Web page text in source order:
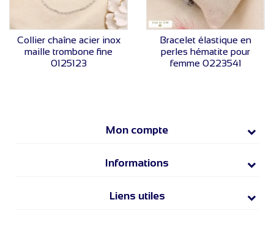
VOIR LE PRIX
Collier chaîne acier inox
maille trombone fine
0125123
VOIR LE PRIX
Bracelet élastique en
perles hématite pour
femme 0223541
Mon compte
Informations
Liens utiles